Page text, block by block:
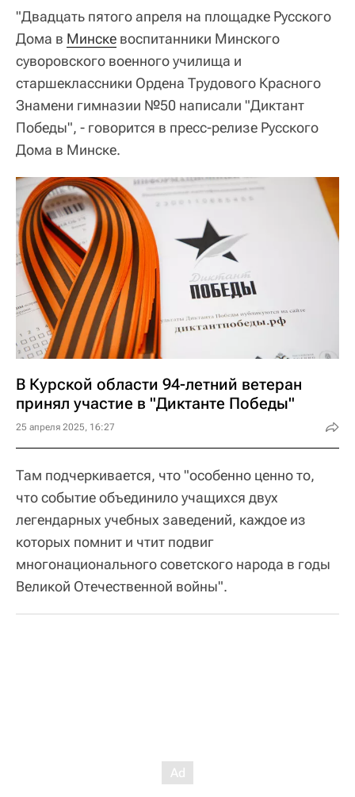
"Двадцать пятого апреля на площадке Русского
Дома в Минске воспитанники Минского
суворовского военного училища и
старшеклассники Ордена Трудового Красного
Знамени гимназии №50 написали "Диктант
Победы", - говорится в пресс-релизе Русского
Дома в Минске.
В Курской области 94-летний ветеран
принял участие в "Диктанте Победы"
25 апреля 2025, 16:27
Там подчеркивается, что "особенно ценно то,
что событие объединило учащихся двух
легендарных учебных заведений, каждое из
которых помнит и чтит подвиг
многонационального советского народа в годы
Великой Отечественной войны".